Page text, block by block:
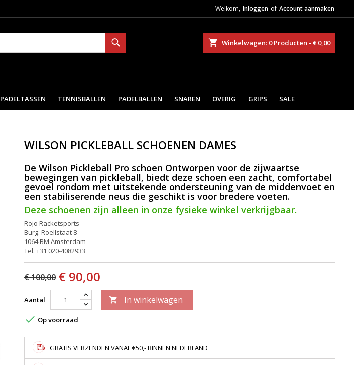
Welkom, Inloggen of Account aanmaken
Winkelwagen 0 Producten - € 0,00
PADELTASSEN TENNISBALLEN PADELBALLEN SNAREN OVERIG GRIPS SALE
WILSON PICKLEBALL SCHOENEN DAMES
De Wilson Pickleball Pro schoen Ontworpen voor de zijwaartse
bewegingen van pickleball, biedt deze schoen een zacht, comfortabel
gevoel rondom met uitstekende ondersteuning van de middenvoet en
een stabiliserende neus die geschikt is voor bredere voeten.
Deze schoenen zijn alleen in onze fysieke winkel verkrijgbaar.
Rojo Racketsports
Burg. Roellstaat 8
1064 BM Amsterdam
Tel. +31 020-4082933
€ 100,00 € 90,00
Aantal  In winkelwagen
 Op voorraad
GRATIS VERZENDEN VANAF €50,- BINNEN NEDERLAND